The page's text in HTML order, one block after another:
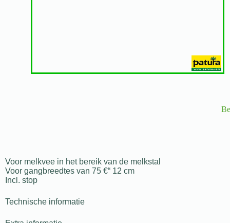
Voor melkvee in het bereik van de melkstal
Voor gangbreedtes van 75 €“ 12 cm
Incl. stop
Technische informatie